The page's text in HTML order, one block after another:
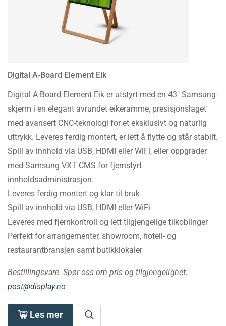
Digital A-Board Element Eik
Digital A-Board Element Eik er utstyrt med en 43″ Samsung-
skjerm i en elegant avrundet eikeramme, presisjonslaget
med avansert CNC-teknologi for et eksklusivt og naturlig
uttrykk. Leveres ferdig montert, er lett å flytte og står stabilt.
Spill av innhold via USB, HDMI eller WiFi, eller oppgrader
med Samsung VXT CMS for fjernstyrt
innholdsadministrasjon.
Leveres ferdig montert og klar til bruk
Spill av innhold via USB, HDMI eller WiFi
Leveres med fjernkontroll og lett tilgjengelige tilkoblinger
Perfekt for arrangementer, showroom, hotell- og
restaurantbransjen samt butikklokaler
Bestillingsvare. Spør oss om pris og tilgjengelighet:
post@display.no
Les mer